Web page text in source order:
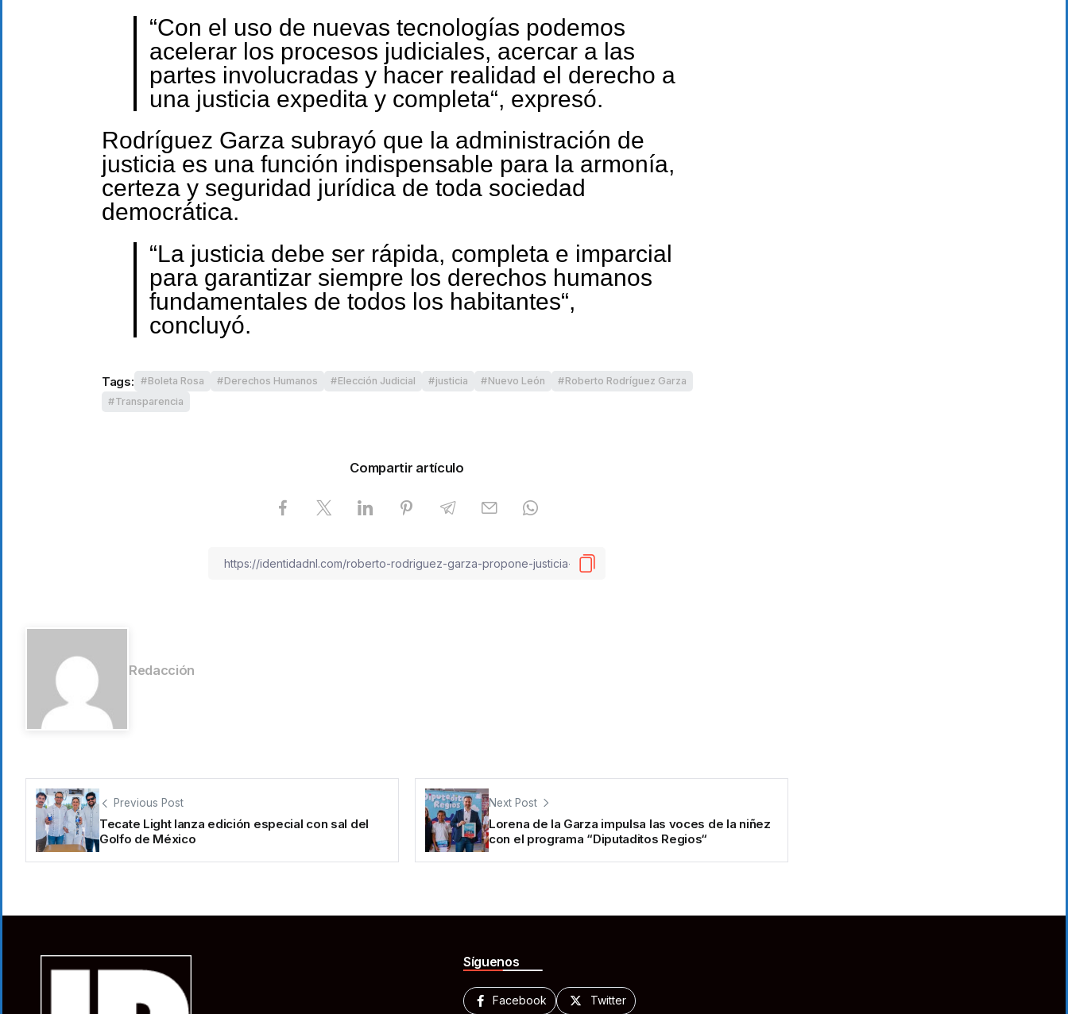
“Con el uso de nuevas tecnologías podemos
acelerar los procesos judiciales, acercar a las
partes involucradas y hacer realidad el derecho a
una justicia expedita y completa“, expresó.
Rodríguez Garza subrayó que la administración de
justicia es una función indispensable para la armonía,
certeza y seguridad jurídica de toda sociedad
democrática.
“La justicia debe ser rápida, completa e imparcial
para garantizar siempre los derechos humanos
fundamentales de todos los habitantes“,
concluyó.
Tags: Boleta Rosa Derechos Humanos Elección Judicial justicia Nuevo León
Roberto Rodríguez Garza
Transparencia
Compartir artículo
Redacción
Previous Post
Tecate Light lanza edición especial con sal del
Golfo de México
Next Post
Lorena de la Garza impulsa las voces de la niñez
con el programa “Diputaditos Regios“
Síguenos
Facebook Twitter